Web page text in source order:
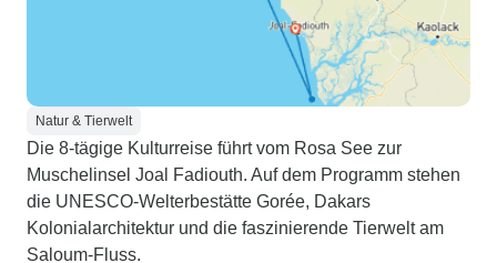
Natur & Tierwelt
Die 8-tägige Kulturreise führt vom Rosa See zur
Muschelinsel Joal Fadiouth. Auf dem Programm stehen
die UNESCO-Welterbestätte Gorée, Dakars
Kolonialarchitektur und die faszinierende Tierwelt am
Saloum-Fluss.